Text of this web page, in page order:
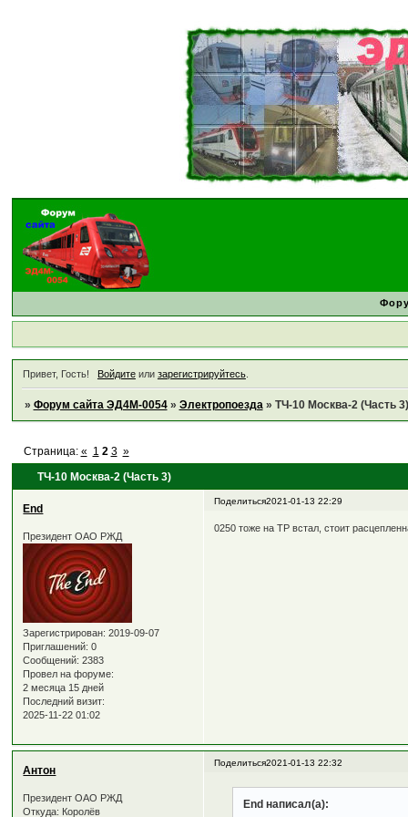
Привет, Гость! Войдитеили зарегистрируйтесь.
» Форум сайта ЭД4М-0054 » Электропоезда » ТЧ-10 Москва-2 (Часть 3)
ТЧ-10 Москва-2 (Часть 3)
Страница: « 1 2 3 »
Поделиться2021-01-13 22:29
End
Президент ОАО РЖД
Зарегистрирован: 2019-09-07
Приглашений: 0
Сообщений: 2383
Провел на форуме:
2 месяца 15 дней
Последний визит:
2025-11-22 01:02
0250 тоже на ТР встал, стоит
Поделиться2021-01-13 22:32
Антон
Президент ОАО РЖД
Откуда: Королёв
End написал(а):